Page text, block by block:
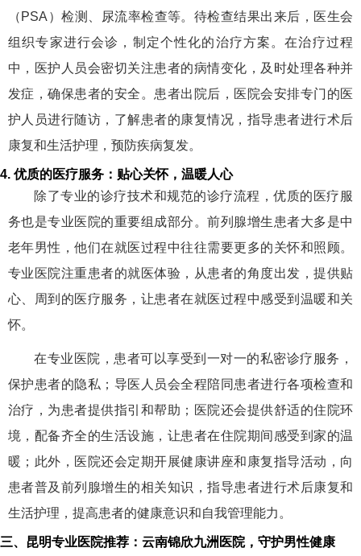
（PSA）检测、尿流率检查等。待检查结果出来后，医生会
组织专家进行会诊，制定个性化的治疗方案。在治疗过程
中，医护人员会密切关注患者的病情变化，及时处理各种并
发症，确保患者的安全。患者出院后，医院会安排专门的医
护人员进行随访，了解患者的康复情况，指导患者进行术后
康复和生活护理，预防疾病复发。
4. 优质的医疗服务：贴心关怀，温暖人心
除了专业的诊疗技术和规范的诊疗流程，优质的医疗服
务也是专业医院的重要组成部分。前列腺增生患者大多是中
老年男性，他们在就医过程中往往需要更多的关怀和照顾。
专业医院注重患者的就医体验，从患者的角度出发，提供贴
心、周到的医疗服务，让患者在就医过程中感受到温暖和关
怀。
在专业医院，患者可以享受到一对一的私密诊疗服务，
保护患者的隐私；导医人员会全程陪同患者进行各项检查和
治疗，为患者提供指引和帮助；医院还会提供舒适的住院环
境，配备齐全的生活设施，让患者在住院期间感受到家的温
暖；此外，医院还会定期开展健康讲座和康复指导活动，向
患者普及前列腺增生的相关知识，指导患者进行术后康复和
生活护理，提高患者的健康意识和自我管理能力。
三、昆明专业医院推荐：云南锦欣九洲医院，守护男性健康